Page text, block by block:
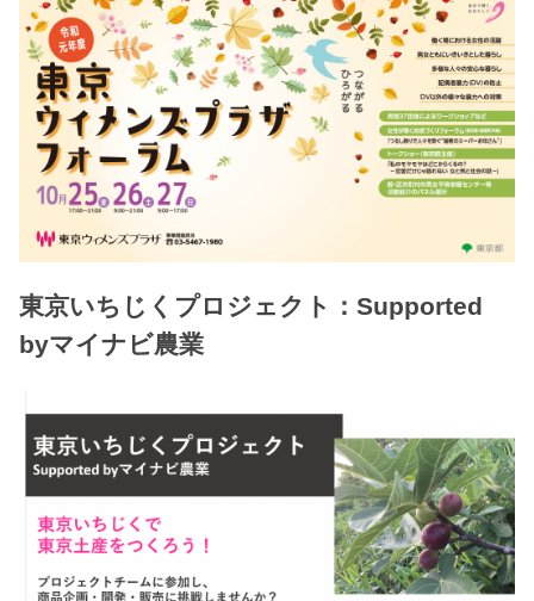
東京いちじくプロジェクト：Supported
byマイナビ農業